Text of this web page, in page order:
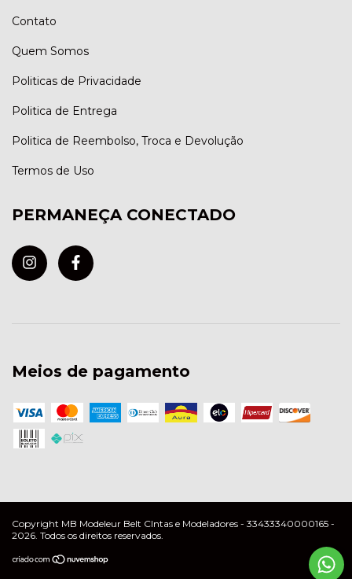
Contato
Quem Somos
Politicas de Privacidade
Politica de Entrega
Politica de Reembolso, Troca e Devolução
Termos de Uso
PERMANEÇA CONECTADO
Meios de pagamento
Copyright MB Modeleur Belt CIntas e Modeladores - 33433340000165 -
2026. Todos os direitos reservados.